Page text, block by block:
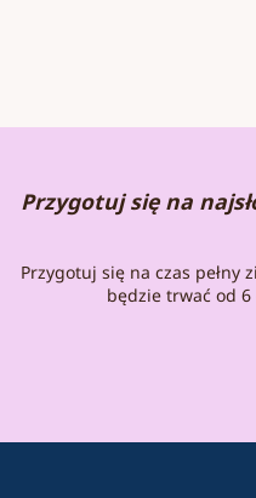
Przygotuj się na
Przygotuj się na czas pełny
będzie trwać od